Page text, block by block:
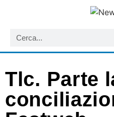
Tlc. Parte